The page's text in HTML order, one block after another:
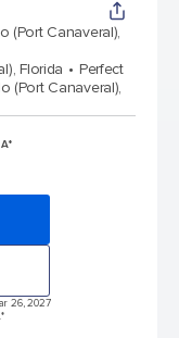
(Port Canaveral),
Florida
Perfect
(Port Canaveral),
26, 2027